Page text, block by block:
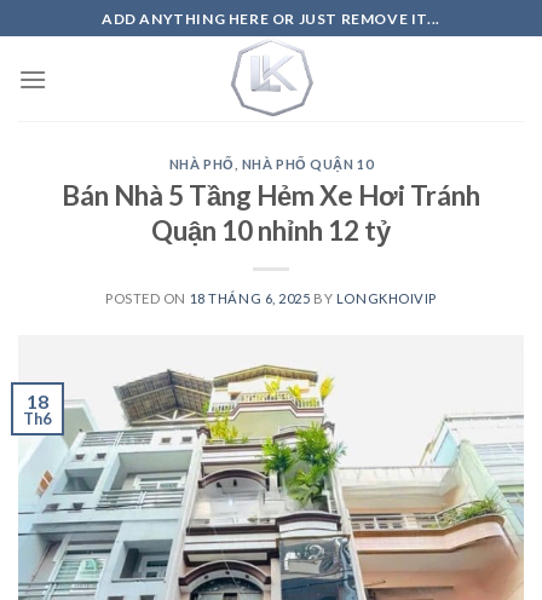
to
content
ADD ANYTHING HERE OR JUST REMOVE IT...
NHÀ PHỐ NHÀ PHỐ QUẬN 10
Bán Nhà 5 Tầng Hẻm Xe Hơi Tránh
Quận 10 nhỉnh 12 tỷ
POSTED ON 18 THÁNG 6, 2025 BY LONGKHOIVIP
18
Th6